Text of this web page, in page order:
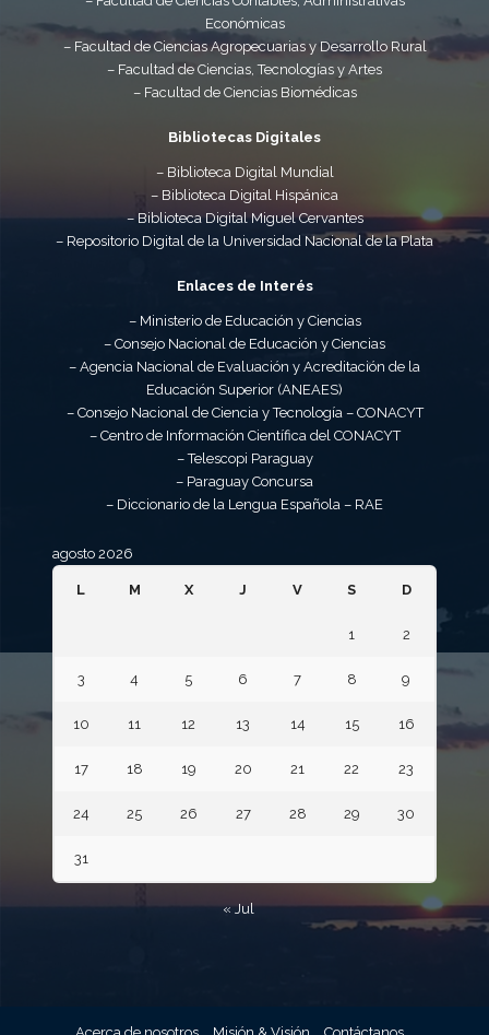
Económicas
– Facultad de Ciencias Agropecuarias y Desarrollo Rural
– Facultad de Ciencias, Tecnologías y Artes
– Facultad de Ciencias Biomédicas
Bibliotecas Digitales
– Biblioteca Digital Mundial
– Biblioteca Digital Hispánica
– Biblioteca Digital Miguel Cervantes
– Repositorio Digital de la Universidad Nacional de la Plata
Enlaces de Interés
– Ministerio de Educación y Ciencias
– Consejo Nacional de Educación y Ciencias
– Agencia Nacional de Evaluación y Acreditación de la
Educación Superior (ANEAES)
– Consejo Nacional de Ciencia y Tecnología – CONACYT
– Centro de Información Científica del CONACYT
– Telescopi Paraguay
– Paraguay Concursa
– Diccionario de la Lengua Española – RAE
agosto 2026
L M X J V S D
1 2
3 4 5 6 7 8 9
10 11 12 13 14 15 16
17 18 19 20 21 22 23
24 25 26 27 28 29 30
31
« Jul